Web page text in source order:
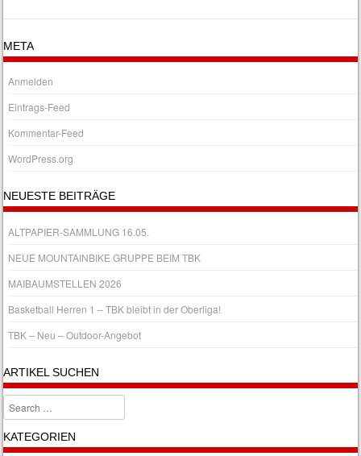
META
Anmelden
Eintrags-Feed
Kommentar-Feed
WordPress.org
NEUESTE BEITRÄGE
ALTPAPIER-SAMMLUNG 16.05.
NEUE MOUNTAINBIKE GRUPPE BEIM TBK
MAIBAUMSTELLEN 2026
Basketball Herren 1 – TBK bleibt in der Oberliga!
TBK – Neu – Outdoor-Angebot
ARTIKEL SUCHEN
Search
KATEGORIEN